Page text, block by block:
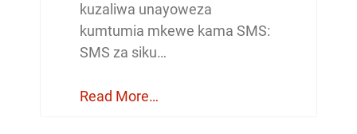
kuzaliwa unayoweza
kumtumia mkewe kama SMS:
SMS za siku…
Read More…